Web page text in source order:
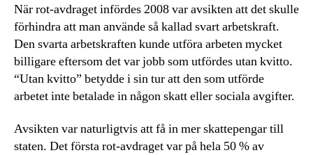
När rot-avdraget infördes 2008 var avsikten att det skulle
förhindra att man använde så kallad svart arbetskraft.
Den svarta arbetskraften kunde utföra arbeten mycket
billigare eftersom det var jobb som utfördes utan kvitto.
“Utan kvitto” betydde i sin tur att den som utförde
arbetet inte betalade in någon skatt eller sociala avgifter.
Avsikten var naturligtvis att få in mer skattepengar till
staten. Det första rot-avdraget var på hela 50 % av